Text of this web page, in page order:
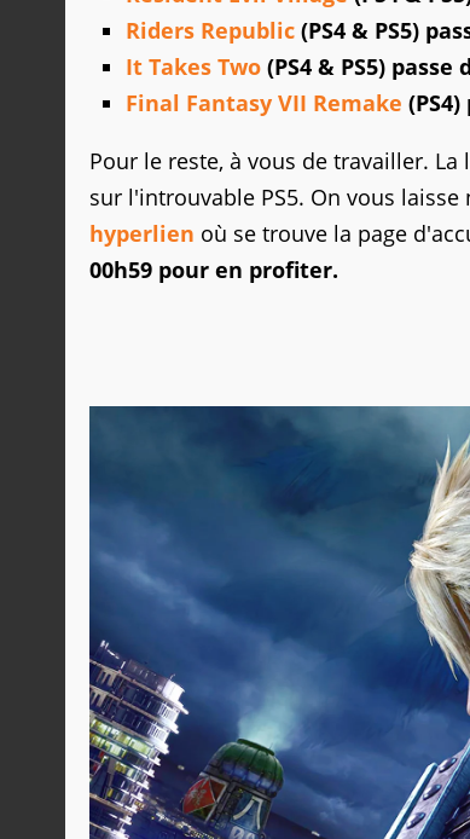
Riders Republic (PS4 & PS5)
It Takes Two (PS4 & PS5) passe
Final Fantasy VII Remake
Pour le reste, à vous de travailler.
sur l'introuvable PS5. On vous
hyperlien où se trouve la page
00h59 pour en profiter.